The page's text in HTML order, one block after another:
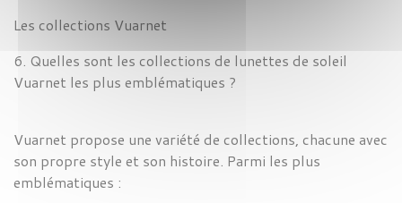
Les collections Vuarnet
6. Quelles sont les collections de lunettes de soleil
Vuarnet les plus emblématiques ?
Vuarnet propose une variété de collections, chacune avec
son propre style et son histoire. Parmi les plus
emblématiques :